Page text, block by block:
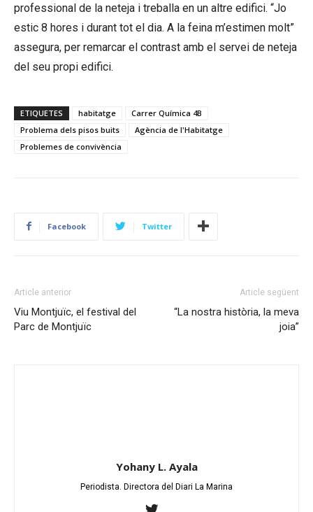
professional de la neteja i treballa en un altre edifici. “Jo
estic 8 hores i durant tot el dia. A la feina m’estimen molt”
assegura, per remarcar el contrast amb el servei de neteja
del seu propi edifici.
ETIQUETES habitatge
Carrer Química 4B
Problema dels pisos buits
Agència de l'Habitatge
Problemes de convivència
Facebook Twitter
Article anterior
Viu Montjuïc, el festival del
Parc de Montjuïc
Article següent
“La nostra història, la meva
joia”
Yohany L. Ayala
Periodista. Directora del Diari La Marina